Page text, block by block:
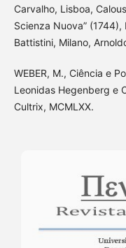
Carvalho, Lisboa,
Scienza Nuova” (1744),
Battistini, Milano,
WEBER, M., Ciência e
Leonidas Hegenberg e
Cultrix, MCMLXX.